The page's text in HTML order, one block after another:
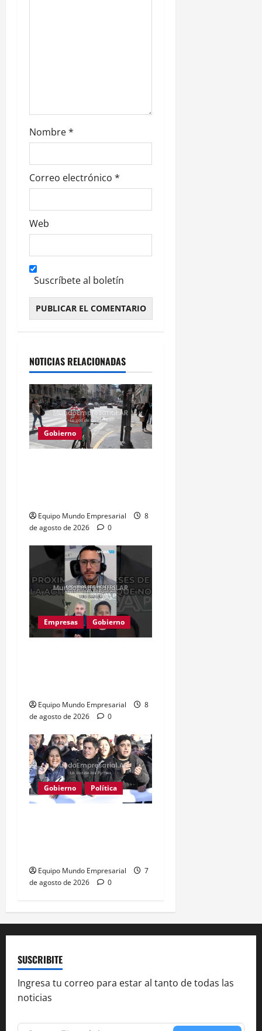
a
s
Nombre*
Correo electrónico *
Web
Suscríbete al boletín
NOTICIAS RELACIONADAS
Gobierno
Equipo Mundo Empresarial
8
de agosto de 2026
0
Empresas Gobierno
Equipo Mundo Empresarial
8
de agosto de 2026
0
Gobierno Política
Equipo Mundo Empresarial
7
de agosto de 2026
0
SUSCRIBITE
Ingresa tu correo para estar al tanto de todas las
noticias